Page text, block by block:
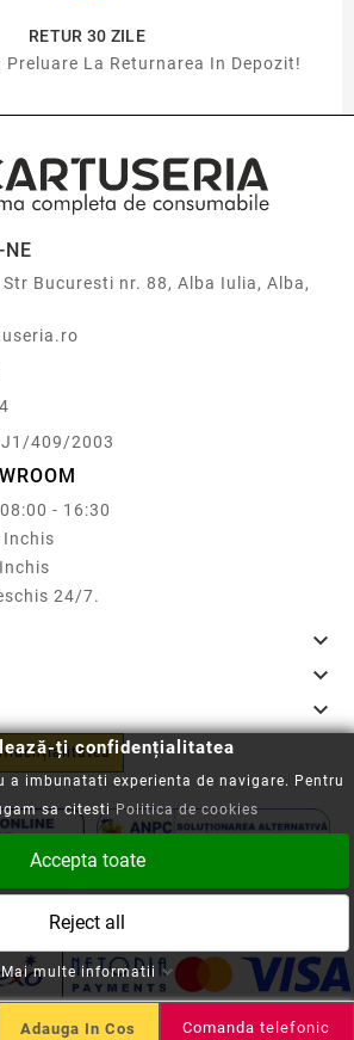
RETUR 30 ZILE
La Returnarea In Depozit!
Bucuresti nr. 88, Alba Iulia, Alba,
J1/409/2003
- 16:30
Inchis
24/7.



© 2008-2026 - Cartuseria.ro
Politica SOL
Adauga In Cos Comanda telefonic
ți confidențialitatea
a imbunatati experienta de navigare. Pentru
sa citestiPolitica de cookies
Accepta toate
Reject all
Mai multe informatii